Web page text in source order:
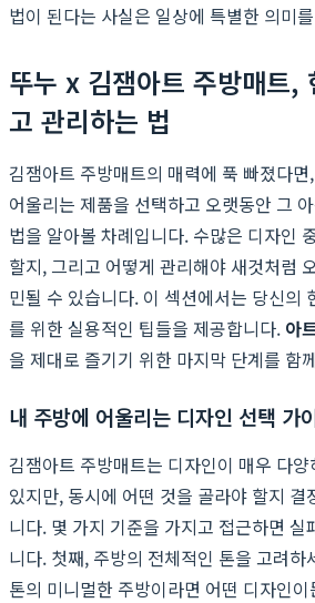
법이 된다는 사실은 일상에 특별한 의미
뚜누 x 김잼아트 주방매트,
고 관리하는 법
김잼아트 주방매트의 매력에 푹 빠졌다
어울리는 제품을 선택하고 오랫동안 그
법을 알아볼 차례입니다. 수많은 디자인
할지, 그리고 어떻게 관리해야 새것처럼
민될 수 있습니다. 이 섹션에서는 당신의
를 위한 실용적인 팁들을 제공합니다. 아
을 제대로 즐기기 위한 마지막 단계를 함
내 주방에 어울리는 디자인 선택 가
김잼아트 주방매트는 디자인이 매우 다
있지만, 동시에 어떤 것을 골라야 할지 결
니다. 몇 가지 기준을 가지고 접근하면 실
니다. 첫째, 주방의 전체적인 톤을 고려하
톤의 미니멀한 주방이라면 어떤 디자인